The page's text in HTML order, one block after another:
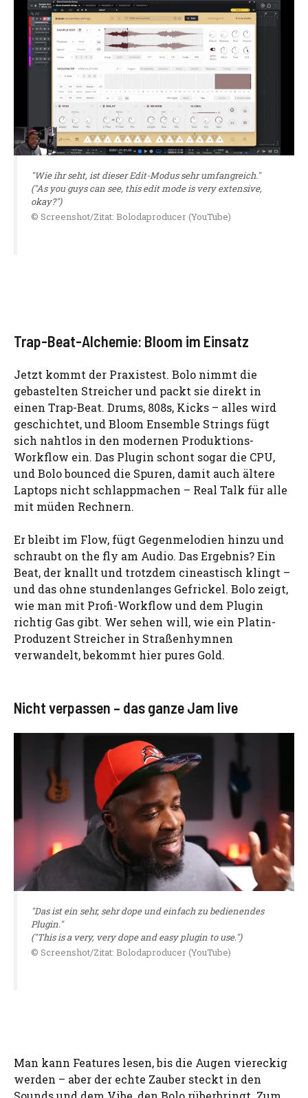
"Wie ihr seht, ist dieser Edit-Modus sehr umfangreich."
("As you guys can see, this edit mode is very extensive,
okay?")
© Screenshot/Zitat: Bolodaproducer (YouTube)
Trap-Beat-Alchemie: Bloom im Einsatz
Jetzt kommt der Praxistest. Bolo nimmt die
gebastelten Streicher und packt sie direkt in
einen Trap-Beat. Drums, 808s, Kicks – alles wird
geschichtet, und Bloom Ensemble Strings fügt
sich nahtlos in den modernen Produktions-
Workflow ein. Das Plugin schont sogar die CPU,
und Bolo bounced die Spuren, damit auch ältere
Laptops nicht schlappmachen – Real Talk für alle
mit müden Rechnern.
Er bleibt im Flow, fügt Gegenmelodien hinzu und
schraubt on the fly am Audio. Das Ergebnis? Ein
Beat, der knallt und trotzdem cineastisch klingt –
und das ohne stundenlanges Gefrickel. Bolo zeigt,
wie man mit Profi-Workflow und dem Plugin
richtig Gas gibt. Wer sehen will, wie ein Platin-
Produzent Streicher in Straßenhymnen
verwandelt, bekommt hier pures Gold.
Nicht verpassen – das ganze Jam live
"Das ist ein sehr, sehr dope und einfach zu bedienendes
Plugin."
("This is a very, very dope and easy plugin to use.")
© Screenshot/Zitat: Bolodaproducer (YouTube)
Man kann Features lesen, bis die Augen viereckig
werden – aber der echte Zauber steckt in den